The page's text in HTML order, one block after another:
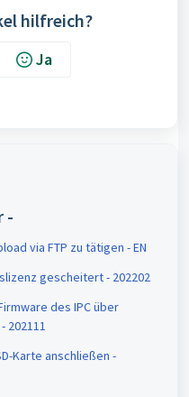
hilfreich?
Ja
-
via FTP zu tätigen - EN
gescheitert - 202202
des IPC über
202111
Karte anschließen -